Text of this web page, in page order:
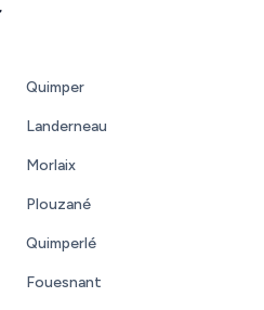
Quimper
Landerneau
Morlaix
Plouzané
Quimperlé
Fouesnant